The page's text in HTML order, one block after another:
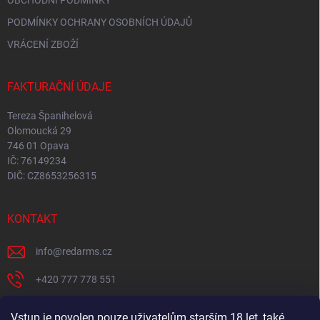
PODMÍNKY OCHRANY OSOBNÍCH ÚDAJŮ
VRÁCENÍ ZBOŽÍ
FAKTURAČNÍ ÚDAJE
Tereza Španihelová
Olomoucká 29
746 01 Opava
IČ: 76149234
DIČ: CZ8653256315
KONTAKT
info@redarms.cz
+420 777 778 551